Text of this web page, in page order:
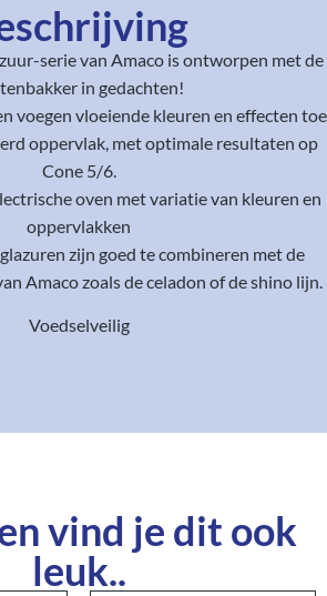
serie van Amaco is ontworpen met de
in gedachten!
voegen vloeiende kleuren en effecten toe
oppervlak, met optimale resultaten op
Cone 5/6.
oven met variatie van kleuren en
oppervlakken
zijn goed te combineren met de
Amaco zoals de celadon of de shino lijn.
Voedselveilig
vind je dit ook
leuk..